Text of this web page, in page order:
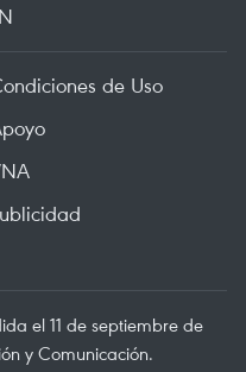
de Uso
el 11 de septiembre de
y Comunicación.